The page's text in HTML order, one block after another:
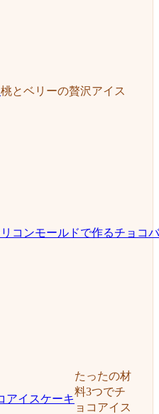
桃とベリーの贅沢アイス
たったの材
料3つでチ
ョコアイス